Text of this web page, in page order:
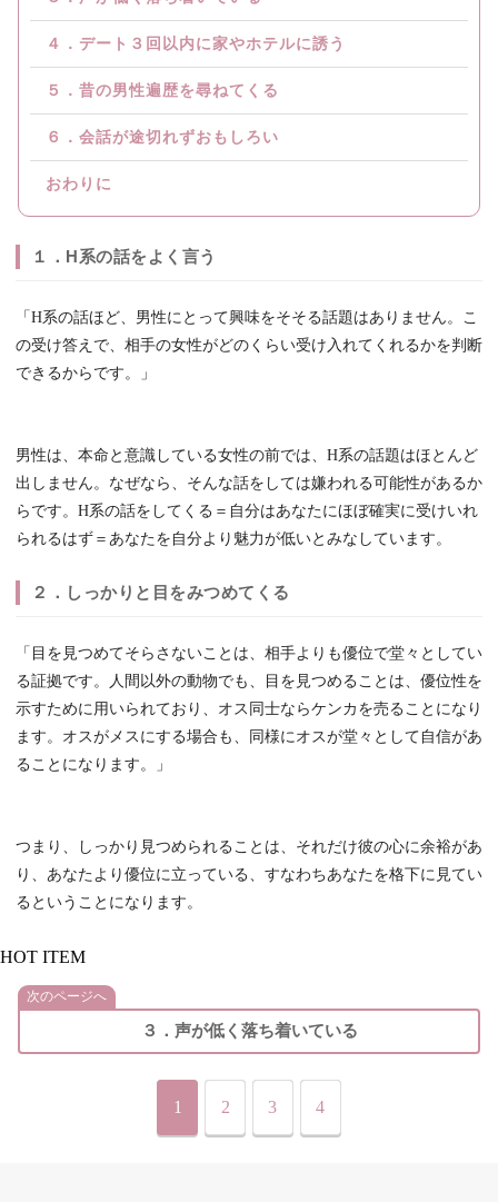
４．デート３回以内に家やホテルに誘う
５．昔の男性遍歴を尋ねてくる
６．会話が途切れずおもしろい
おわりに
１．H系の話をよく言う
「H系の話ほど、男性にとって興味をそそる話題はありません。こ
の受け答えで、相手の女性がどのくらい受け入れてくれるかを判断
できるからです。」
男性は、本命と意識している女性の前では、H系の話題はほとんど
出しません。なぜなら、そんな話をしては嫌われる可能性があるか
らです。H系の話をしてくる＝自分はあなたにほぼ確実に受けいれ
られるはず＝あなたを自分より魅力が低いとみなしています。
２．しっかりと目をみつめてくる
「目を見つめてそらさないことは、相手よりも優位で堂々としてい
る証拠です。人間以外の動物でも、目を見つめることは、優位性を
示すために用いられており、オス同士ならケンカを売ることになり
ます。オスがメスにする場合も、同様にオスが堂々として自信があ
ることになります。」
つまり、しっかり見つめられることは、それだけ彼の心に余裕があ
り、あなたより優位に立っている、すなわちあなたを格下に見てい
るということになります。
HOT ITEM
次のページへ
３．声が低く落ち着いている
1 2 3 4